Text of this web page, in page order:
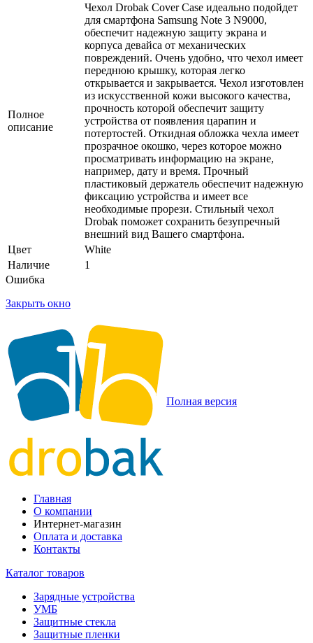
Полное
описание
Чехол Drobak Cover Case идеально подойдет
для смартфона Samsung Note 3 N9000,
обеспечит надежную защиту экрана и
корпуса девайса от механических
повреждений. Очень удобно, что чехол имеет
переднюю крышку, которая легко
открывается и закрывается. Чехол изготовлен
из искусственной кожи высокого качества,
прочность которой обеспечит защиту
устройства от появления царапин и
потертостей. Откидная обложка чехла имеет
прозрачное окошко, через которое можно
просматривать информацию на экране,
например, дату и время. Прочный
пластиковый держатель обеспечит надежную
фиксацию устройства и имеет все
необходимые прорези. Стильный чехол
Drobak поможет сохранить безупречный
внешний вид Вашего смартфона.
Цвет
White
Наличие
1
Ошибка
Закрыть окно
Полная версия
Главная
О компании
Интернет-магазин
Оплата и доставка
Контакты
Каталог товаров
Зарядные устройства
УМБ
Защитные стекла
Защитные пленки